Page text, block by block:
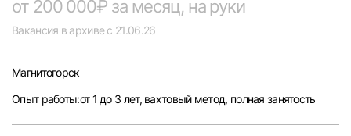
Екатеринбург
Саратов
от 200 000₽ за месяц, на руки
Вакансия в архиве с 21.06.26
Магнитогорск
Опыт работы:от 1 до 3 лет, вахтовый метод, полная занятость